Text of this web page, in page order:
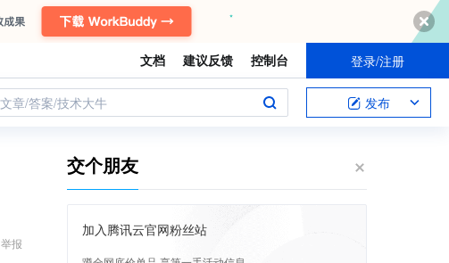
文档 建议反馈 控制台 登录/注册
文章/答案/技术大牛 发布
举报
交个朋友
加入腾讯云官网粉丝站